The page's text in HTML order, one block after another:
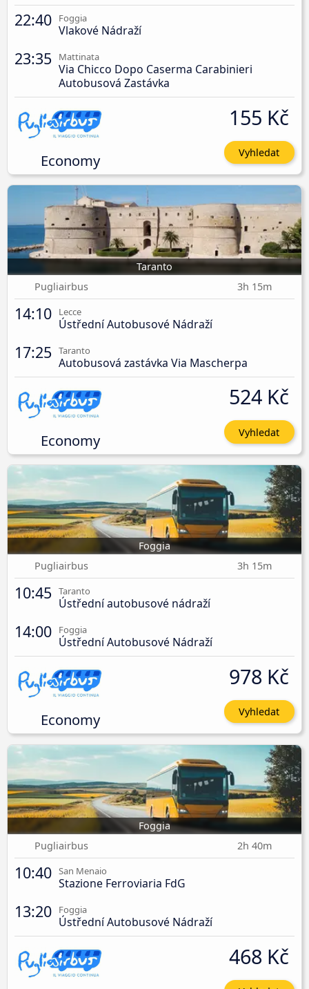
22:40 Foggia
Vlakové Nádraží
23:35 Mattinata
Via Chicco Dopo Caserma Carabinieri
Autobusová Zastávka
Economy
155 Kč
Vyhledat
Taranto
Pugliairbus
3h 15m
14:10 Lecce
Ústřední Autobusové Nádraží
17:25 Taranto
Autobusová zastávka Via Mascherpa
Economy
524 Kč
Vyhledat
Foggia
Pugliairbus
3h 15m
10:45 Taranto
Ústřední autobusové nádraží
14:00 Foggia
Ústřední Autobusové Nádraží
Economy
978 Kč
Vyhledat
Foggia
Pugliairbus
2h 40m
10:40 San Menaio
Stazione Ferroviaria FdG
13:20 Foggia
Ústřední Autobusové Nádraží
468 Kč